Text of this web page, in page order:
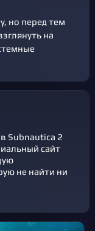
но перед тем
на
Subnautica 2
сайт
не найти ни